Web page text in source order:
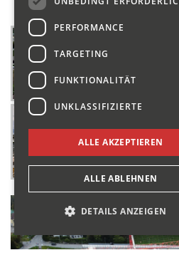
PERFORMANCE
TARGETING
FUNKTIONALITÄT
UNKLASSIFIZIERTE
ALLE AKZEPTIEREN
ALLE ABLEHNEN
DETAILS ANZEIGEN